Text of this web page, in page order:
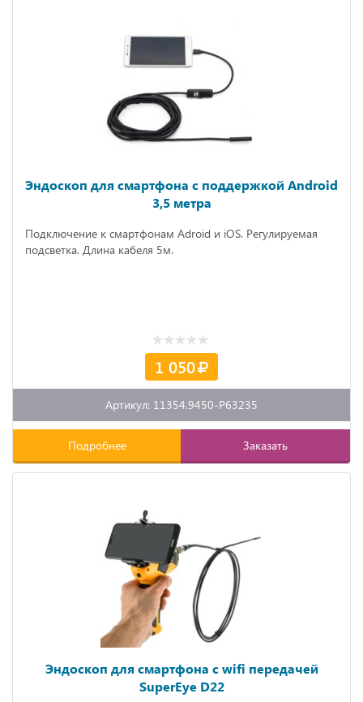
Эндоскоп для смартфона с поддержкой Android
3,5 метра
Подключение к смартфонам Adroid и iOS. Регулируемая
подсветка. Длина кабеля 5м.
1 050
Артикул: 11354.9450-P63235
Подробнее Заказать
Эндоскоп для смартфона с wifi передачей
SuperEye D22